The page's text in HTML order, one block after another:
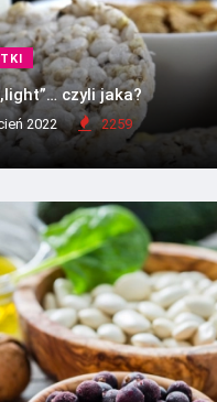
czyli jaka?
2022 2259